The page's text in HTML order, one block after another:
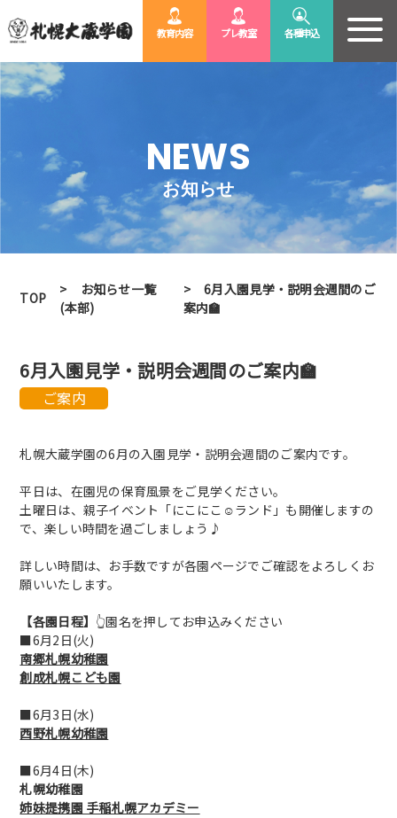
教育内容 プレ教室 各種申込
NEWS
お知らせ
TOP
お知らせ一覧
(本部)
6月入園見学・説明会週間のご
案内🏫
6月入園見学・説明会週間のご案内🏫
ご案内
札幌大蔵学園の6月の入園見学・説明会週間のご案内です。
平日は、在園児の保育風景をご見学ください。
土曜日は、親子イベント「にこにこ☺ランド」も開催しますの
で、楽しい時間を過ごしましょう♪
詳しい時間は、お手数ですが各園ページでご確認をよろしくお
願いいたします。
【各園日程】 👆園名を押してお申込みください
■6月2日(火)
南郷札幌幼稚園
創成札幌こども園
■6月3日(水)
西野札幌幼稚園
■6月4日(木)
札幌幼稚園
姉妹提携園 手稲札幌アカデミー